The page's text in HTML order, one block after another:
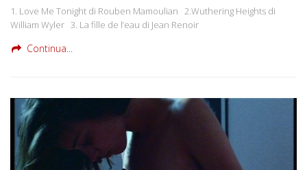
1. Love Me Tonight di Rouben Mamoulian 2.Wuthering Heights di
William Wyler 3. La fille de l’eau di Jean Renoir
Continua...